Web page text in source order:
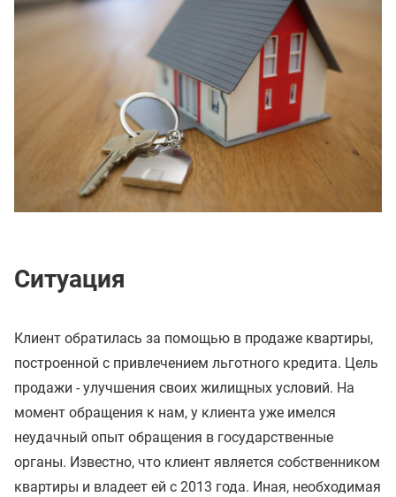
Ситуация
Клиент обратилась за помощью в продаже квартиры,
построенной с привлечением льготного кредита. Цель
продажи - улучшения своих жилищных условий. На
момент обращения к нам, у клиента уже имелся
неудачный опыт обращения в государственные
органы. Известно, что клиент является собственником
квартиры и владеет ей с 2013 года. Иная, необходимая